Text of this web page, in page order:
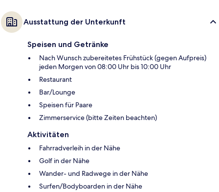
Ausstattung der Unterkunft
Speisen und Getränke
Nach Wunsch zubereitetes Frühstück (gegen Aufpreis)
jeden Morgen von 08:00 Uhr bis 10:00 Uhr
Restaurant
Bar/Lounge
Speisen für Paare
Zimmerservice (bitte Zeiten beachten)
Aktivitäten
Fahrradverleih in der Nähe
Golf in der Nähe
Wander- und Radwege in der Nähe
Surfen/Bodyboarden in der Nähe